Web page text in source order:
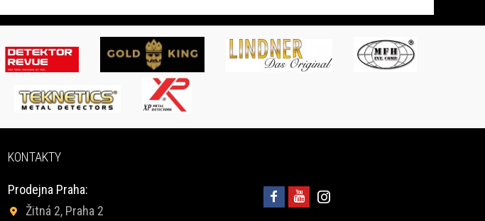
KONTAKTY
Prodejna Praha:
Žitná 2, Praha 2